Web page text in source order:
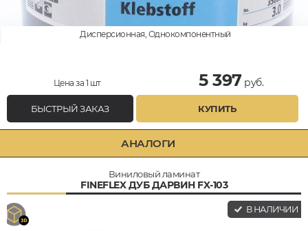
Дисперсионная, Однокомпонентный
Цена за 1 шт 5 397 руб.
БЫСТРЫЙ ЗАКАЗ КУПИТЬ
АНАЛОГИ
Виниловый ламинат
FINEFLEX ДУБ ДАРВИН FX-103
В НАЛИЧИИ